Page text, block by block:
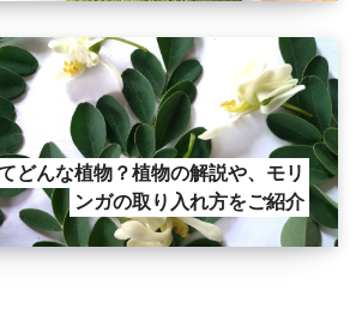
どんな植物？植物の解説や、モリ
ンガの取り入れ方をご紹介